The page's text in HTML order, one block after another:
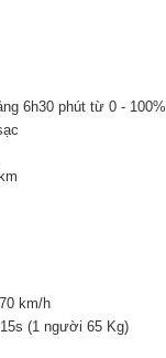
6h30 phút từ 0 - 100%
km/h
(1 người 65 Kg)